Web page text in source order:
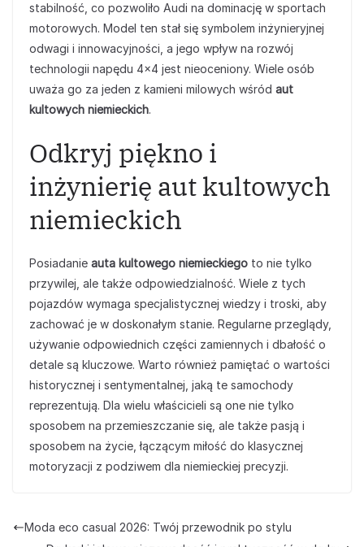
stabilność, co pozwoliło Audi na dominację w sportach
motorowych. Model ten stał się symbolem inżynieryjnej
odwagi i innowacyjności, a jego wpływ na rozwój
technologii napędu 4×4 jest nieoceniony. Wiele osób
uważa go za jeden z kamieni milowych wśród aut
kultowych niemieckich.
Odkryj piękno i
inżynierię aut kultowych
niemieckich
Posiadanie auta kultowego niemieckiego to nie tylko
przywilej, ale także odpowiedzialność. Wiele z tych
pojazdów wymaga specjalistycznej wiedzy i troski, aby
zachować je w doskonałym stanie. Regularne przeglądy,
używanie odpowiednich części zamiennych i dbałość o
detale są kluczowe. Warto również pamiętać o wartości
historycznej i sentymentalnej, jaką te samochody
reprezentują. Dla wielu właścicieli są one nie tylko
sposobem na przemieszczanie się, ale także pasją i
sposobem na życie, łączącym miłość do klasycznej
motoryzacji z podziwem dla niemieckiej precyzji.
Moda eco casual 2026: Twój przewodnik po stylu